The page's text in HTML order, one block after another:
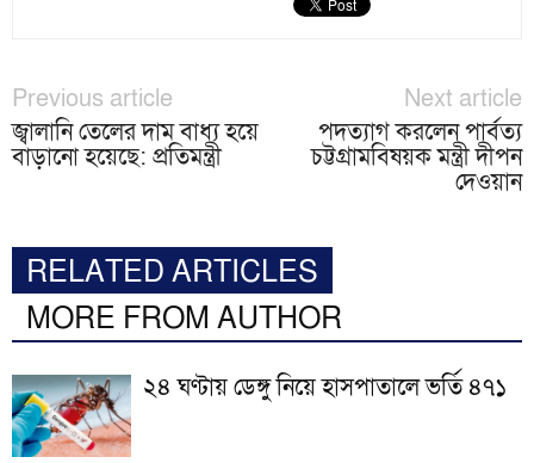
Previous article
জ্বালানি তেলের দাম বাধ্য হয়ে
বাড়ানো হয়েছে: প্রতিমন্ত্রী
Next article
পদত্যাগ করলেন পার্বত্য
চট্টগ্রামবিষয়ক মন্ত্রী দীপন
দেওয়ান
RELATED ARTICLES
MORE FROM AUTHOR
২৪ ঘণ্টায় ডেঙ্গু নিয়ে হাসপাতালে ভর্তি ৪৭১